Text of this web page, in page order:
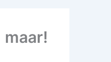
maar!